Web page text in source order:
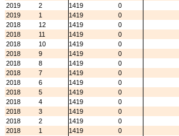
2019
2 1419
0
2019
1 1419
0
2018
12 1419
0
2018
11 1419
0
2018
10 1419
0
2018
9 1419
0
2018
8 1419
0
2018
7 1419
0
2018
6 1419
0
2018
5 1419
0
2018
4 1419
0
2018
3 1419
0
2018
2 1419
0
2018
1 1419
0